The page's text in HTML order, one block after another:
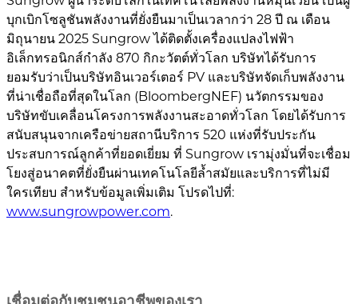
บุกเบิกโซลูชันพลังงานที่ยั่งยืนมาเป็นเวลากว่า 28 ปี ณ เดือน
มิถุนายน 2025 Sungrow ได้ติดตั้งเครื่องแปลงไฟฟ้า
อิเล็กทรอนิกส์กำลัง 870 กิกะวัตต์ทั่วโลก บริษัทได้รับการ
ยอมรับว่าเป็นบริษัทอินเวอร์เตอร์ PV และบริษัทจัดเก็บพลังงาน
ที่น่าเชื่อถือที่สุดในโลก (BloombergNEF) นวัตกรรมของ
บริษัทขับเคลื่อนโครงการพลังงานสะอาดทั่วโลก โดยได้รับการ
สนับสนุนจากเครือข่ายสถานีบริการ 520 แห่งที่รับประกัน
ประสบการณ์ลูกค้าที่ยอดเยี่ยม ที่ Sungrow เรามุ่งมั่นที่จะเชื่อม
โยงสู่อนาคตที่ยั่งยืนผ่านเทคโนโลยีล้ำสมัยและบริการที่ไม่มี
ใครเทียบ สำหรับข้อมูลเพิ่มเติม โปรดไปที่:
www.sungrowpower.com.